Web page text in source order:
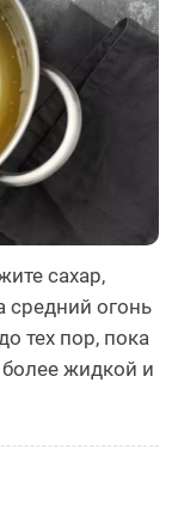
сахар,
средний огонь
тех пор, пока
более жидкой и